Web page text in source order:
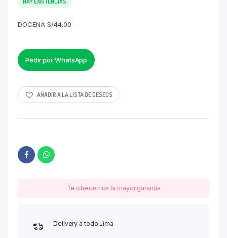
DOCENA S/44.00
Pedir por WhatsApp
AÑADIR A LA LISTA DE DESEOS
Te ofrecemos la mayor garantía
Delivery a todo Lima